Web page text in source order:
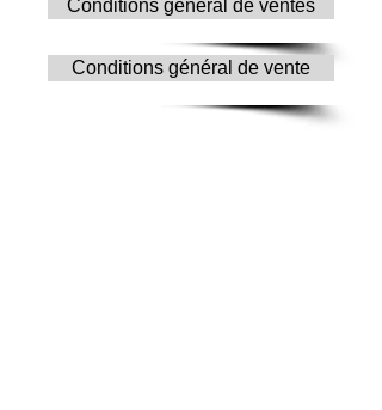
Conditions général de ventes
Conditions général de vente